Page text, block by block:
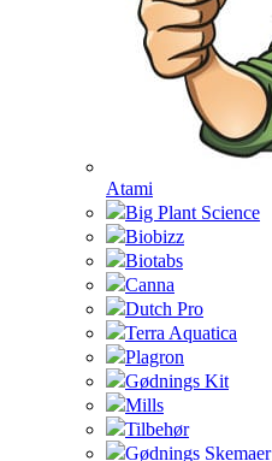
Atami
Big Plant Science
Biobizz
Biotabs
Canna
Dutch Pro
Terra Aquatica
Plagron
Gødnings Kit
Mills
Tilbehør
Gødnings Skemaer